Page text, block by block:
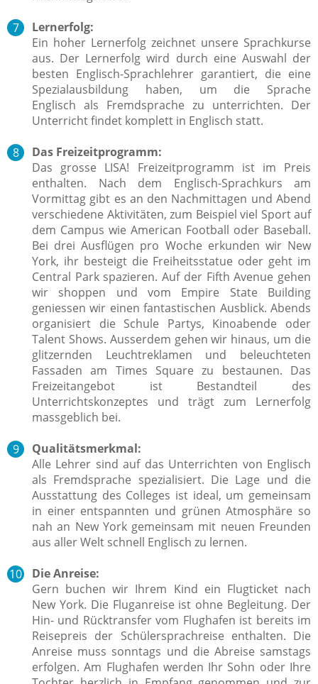
Lernerfolg:
Ein hoher Lernerfolg zeichnet unsere Sprachkurse
aus. Der Lernerfolg wird durch eine Auswahl der
besten Englisch-Sprachlehrer garantiert, die eine
Spezialausbildung haben, um die Sprache
Englisch als Fremdsprache zu unterrichten. Der
Unterricht findet komplett in Englisch statt.
Das Freizeitprogramm:
Das grosse LISA! Freizeitprogramm ist im Preis
enthalten. Nach dem Englisch-Sprachkurs am
Vormittag gibt es an den Nachmittagen und Abend
verschiedene Aktivitäten, zum Beispiel viel Sport auf
dem Campus wie American Football oder Baseball.
Bei drei Ausflügen pro Woche erkunden wir New
York, ihr besteigt die Freiheitsstatue oder geht im
Central Park spazieren. Auf der Fifth Avenue gehen
wir shoppen und vom Empire State Building
geniessen wir einen fantastischen Ausblick. Abends
organisiert die Schule Partys, Kinoabende oder
Talent Shows. Ausserdem gehen wir hinaus, um die
glitzernden Leuchtreklamen und beleuchteten
Fassaden am Times Square zu bestaunen. Das
Freizeitangebot ist Bestandteil des
Unterrichtskonzeptes und trägt zum Lernerfolg
massgeblich bei.
Qualitätsmerkmal:
Alle Lehrer sind auf das Unterrichten von Englisch
als Fremdsprache spezialisiert. Die Lage und die
Ausstattung des Colleges ist ideal, um gemeinsam
in einer entspannten und grünen Atmosphäre so
nah an New York gemeinsam mit neuen Freunden
aus aller Welt schnell Englisch zu lernen.
Die Anreise:
Gern buchen wir Ihrem Kind ein Flugticket nach
New York. Die Fluganreise ist ohne Begleitung. Der
Hin- und Rücktransfer vom Flughafen ist bereits im
Reisepreis der Schülersprachreise enthalten. Die
Anreise muss sonntags und die Abreise samstags
erfolgen. Am Flughafen werden Ihr Sohn oder Ihre